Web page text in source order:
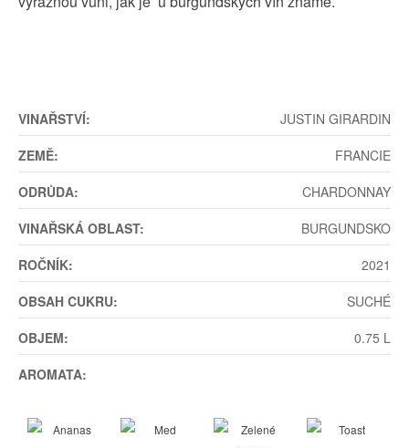
VINAŘSTVÍ:
JUSTIN GIRARDIN
ZEMĚ:
FRANCIE
ODRŮDA:
CHARDONNAY
VINAŘSKÁ OBLAST:
BURGUNDSKO
ROČNÍK:
2021
OBSAH CUKRU:
SUCHÉ
OBJEM:
0.75 L
AROMATA: